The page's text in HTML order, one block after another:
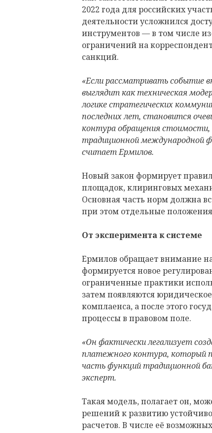
2022 года для российских
деятельности усложнился
инструментов — в том числе
ограничений на
санкций.
«Если рассматривать событие
выглядит как техническая
логике стратегических
последних лет, становится
контура обращения стоимости,
традиционной международной
считает Ермилов.
Новый закон формирует
площадок, клиринговых
Основная часть норм должна
при этом отдельные
От эксперимента к системе
Ермилов обращает внимание
формируется новое
ограниченные практики
затем появляются
комплаенса, а после этого
процессы в правовом поле.
«Он фактически легализует
платежного контура, который
часть функций традиционной
эксперт.
Такая модель, полагает он,
решений к развитию
расчетов. В числе её